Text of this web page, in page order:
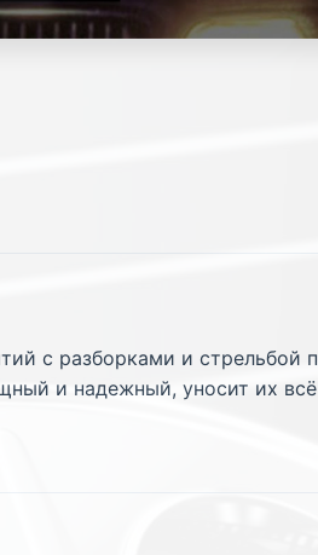
с разборками и стрельбой
и надежный, уносит их